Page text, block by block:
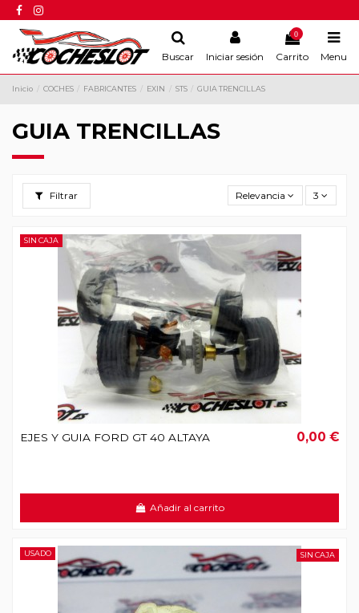
Buscar Iniciar sesión
0
Carrito Menu
Inicio COCHES FABRICANTES EXIN STS GUIA TRENCILLAS
GUIA TRENCILLAS
Filtrar Relevancia 3
SIN CAJA
EJES Y GUIA FORD GT 40 ALTAYA 0,00 €
Añadir al carrito
USADO SIN CAJA